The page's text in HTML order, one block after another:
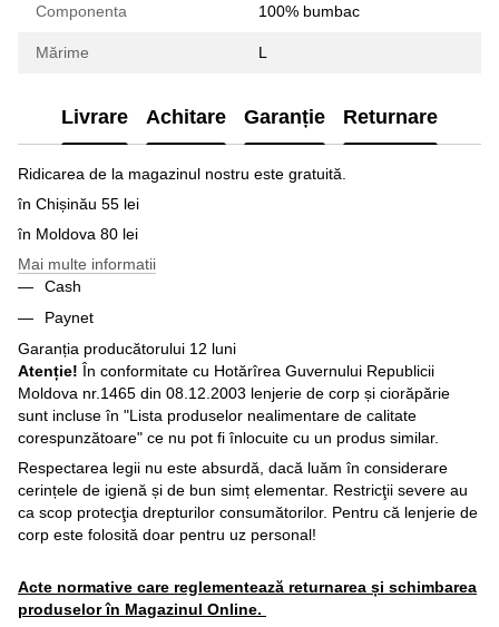
Componenta 100% bumbac
Mărime L
Livrare Achitare Garanție Returnare
Ridicarea de la magazinul nostru este gratuită.
în Chișinău 55 lei
în Moldova 80 lei
Mai multe informatii
Cash
Paynet
Garanția producătorului 12 luni
Atenție! În conformitate cu Hotărîrea Guvernului Republicii
Moldova nr.1465 din 08.12.2003 lenjerie de corp și ciorăpărie
sunt incluse în "Lista produselor nealimentare de calitate
corespunzătoare" ce nu pot fi înlocuite cu un produs similar.
Respectarea legii nu este absurdă, dacă luăm în considerare
cerințele de igienă și de bun simț elementar. Restricţii severe au
ca scop protecţia drepturilor consumătorilor. Pentru că lenjerie de
corp este folosită doar pentru uz personal!
Acte normative care reglementează returnarea și schimbarea
produselor în Magazinul Online.